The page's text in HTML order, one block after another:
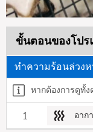
ขั้นตอนของโปร
ทำความร้อนล่วง
หากต้องการดูทั้ง
1 อาก